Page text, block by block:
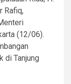
Rafiq,
(12/06).
di Tanjung